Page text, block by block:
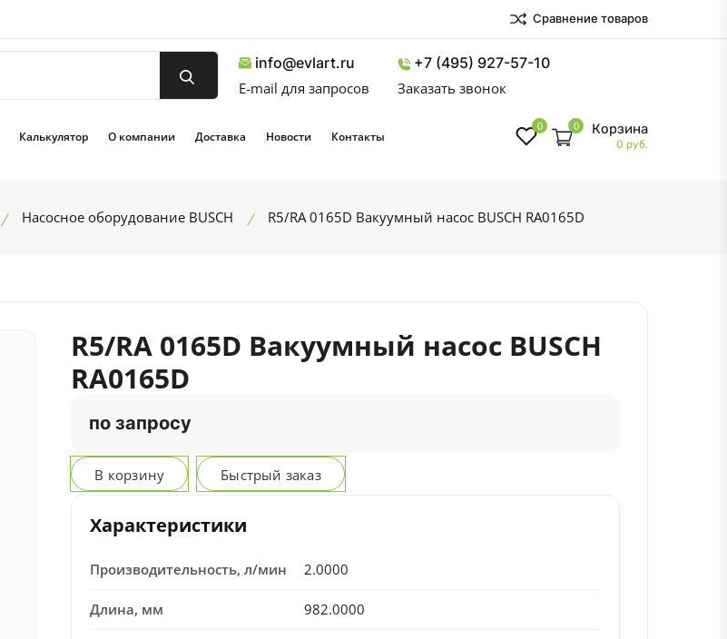
Сравнение товаров
info@evlart.ru
E-mail для запросов
+7 (495) 927-57-10
Заказать звонок
Калькулятор О компании Доставка Новости Контакты
0 0 Корзина
0 руб.
Насосное оборудование BUSCH R5/RA 0165D Вакуумный насос BUSCH RA0165D
R5/RA 0165D Вакуумный насос BUSCH
RA0165D
по запросу
В корзину Быстрый заказ
Характеристики
Производительность, л/мин 2.0000
Длина, мм 982.0000